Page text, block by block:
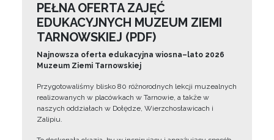
PEŁNA OFERTA ZAJĘĆ
EDUKACYJNYCH MUZEUM ZIEMI
TARNOWSKIEJ (PDF)
Najnowsza oferta edukacyjna wiosna–lato 2026
Muzeum Ziemi Tarnowskiej
Przygotowaliśmy blisko 80 różnorodnych lekcji muzealnych
realizowanych w placówkach w Tarnowie, a także w
naszych oddziałach w Dołędze, Wierzchosławicach i
Zalipiu.